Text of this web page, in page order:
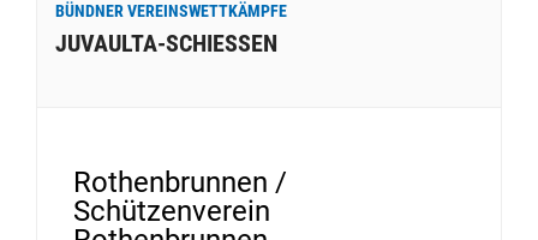
BÜNDNER VEREINSWETTKÄMPFE
JUVAULTA-SCHIESSEN
Rothenbrunnen /
Schützenverein